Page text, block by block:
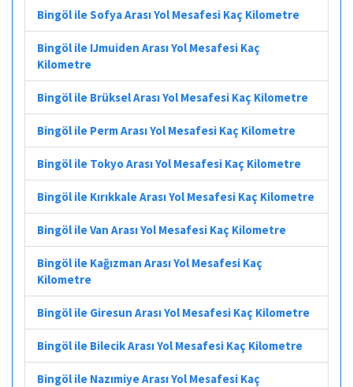
Bingöl ile Sofya Arası Yol Mesafesi Kaç Kilometre
Bingöl ile IJmuiden Arası Yol Mesafesi Kaç
Kilometre
Bingöl ile Brüksel Arası Yol Mesafesi Kaç Kilometre
Bingöl ile Perm Arası Yol Mesafesi Kaç Kilometre
Bingöl ile Tokyo Arası Yol Mesafesi Kaç Kilometre
Bingöl ile Kırıkkale Arası Yol Mesafesi Kaç Kilometre
Bingöl ile Van Arası Yol Mesafesi Kaç Kilometre
Bingöl ile Kağızman Arası Yol Mesafesi Kaç
Kilometre
Bingöl ile Giresun Arası Yol Mesafesi Kaç Kilometre
Bingöl ile Bilecik Arası Yol Mesafesi Kaç Kilometre
Bingöl ile Nazımiye Arası Yol Mesafesi Kaç